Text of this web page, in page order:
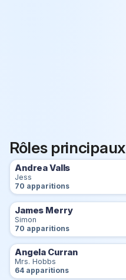
Rôles principaux
Andrea Valls
Jess
70 apparitions
James Merry
Simon
70 apparitions
Angela Curran
Mrs. Hobbs
64 apparitions